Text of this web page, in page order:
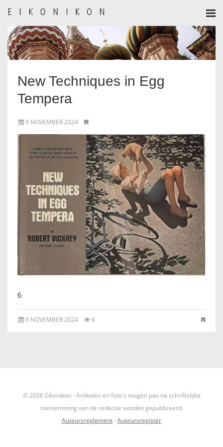
HOME
AANMELDEN
BULLETIN
BULLETIN ARCHIEF
AUTEURSREGLEMENT
AUTEURSREGISTER
ALGEMEEN
IKOON GESCHIEDENIS
IKONEN, EEN INTRODUCTIE
OVER DE STICHTING
LINKS
DOEN OF LATEN
New Techniques in Egg
Tempera
9 NOVEMBER 2024
6
9 NOVEMBER 2024 6
© 2026 Eikonikon - Artikelen en foto's mogen pas na schriftelijke
toestemming van de redactie worden gepubliceerd.
Auteursreglement-Auteursregister